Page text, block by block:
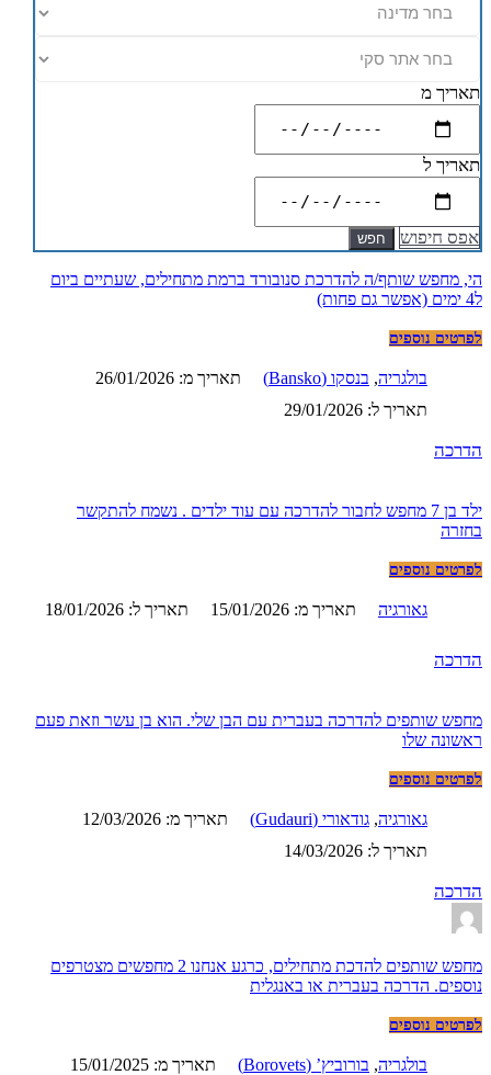
תאריך מ
תאריך ל
אפס חיפוש חפש
הי, מחפש שותף/ה להדרכת סנובורד ברמת מתחילים, שעתיים ביום
ל4 ימים (אפשר גם פחות)
לפרטים נוספים
בולגריה, בנסקו (Bansko)
תאריך מ: 26/01/2026
תאריך ל: 29/01/2026
הדרכה
ילד בן 7 מחפש לחבור להדרכה עם עוד ילדים . נשמח להתקשר
בחזרה
לפרטים נוספים
גאורגיה תאריך מ: 15/01/2026 תאריך ל: 18/01/2026
הדרכה
מחפש שותפים להדרכה בעברית עם הבן שלי. הוא בן עשר וזאת פעם
ראשונה שלו
לפרטים נוספים
גאורגיה, גודאורי (Gudauri)
תאריך מ: 12/03/2026
תאריך ל: 14/03/2026
הדרכה
מחפש שותפים להדכת מתחילים, כרגע אנחנו 2 מחפשים מצטרפים
נוספים. הדרכה בעברית או באנגלית
לפרטים נוספים
בולגריה, בורוביץ’ (Borovets)
תאריך מ: 15/01/2025